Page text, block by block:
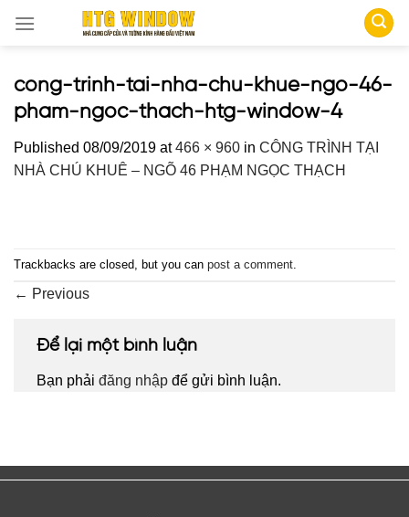
cong-trinh-tai-nha-chu-khue-ngo-46-
pham-ngoc-thach-htg-window-4
Published 08/09/2019 at466 × 960 in CÔNG TRÌNH TẠI
NHÀ CHÚ KHUÊ – NGÕ 46 PHẠM NGỌC THẠCH
Trackbacks are closed, but you can post a comment
← Previous
Để lại một bình luận
Bạn phải đăng nhập để gửi bình luận.